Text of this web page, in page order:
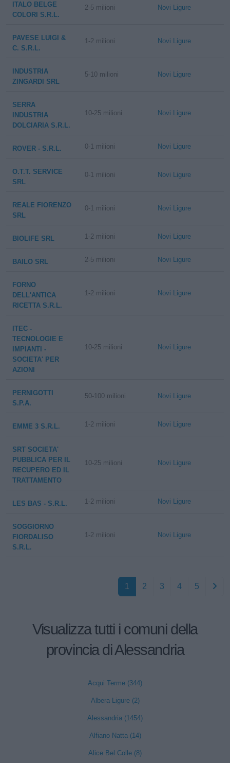
ITALO BELGE
COLORI S.R.L.
2-5 milioni Novi Ligure
PAVESE LUIGI &
C. S.R.L.
1-2 milioni Novi Ligure
INDUSTRIA
ZINGARDI SRL
5-10 milioni Novi Ligure
SERRA
INDUSTRIA
DOLCIARIA S.R.L.
10-25 milioni Novi Ligure
ROVER - S.R.L. 0-1 milioni Novi Ligure
O.T.T. SERVICE
SRL
0-1 milioni Novi Ligure
REALE FIORENZO
SRL
0-1 milioni Novi Ligure
BIOLIFE SRL 1-2 milioni Novi Ligure
BAILO SRL 2-5 milioni Novi Ligure
FORNO
DELL'ANTICA
RICETTA S.R.L.
1-2 milioni Novi Ligure
ITEC -
TECNOLOGIE E
IMPIANTI -
SOCIETA' PER
AZIONI
10-25 milioni Novi Ligure
PERNIGOTTI
S.P.A.
50-100 milioni Novi Ligure
EMME 3 S.R.L. 1-2 milioni Novi Ligure
SRT SOCIETA'
PUBBLICA PER IL
RECUPERO ED IL
TRATTAMENTO
10-25 milioni Novi Ligure
LES BAS - S.R.L. 1-2 milioni Novi Ligure
SOGGIORNO
FIORDALISO
S.R.L.
1-2 milioni Novi Ligure
1 2 3 4 5
Visualizza tutti i comuni della
provincia di Alessandria
Acqui Terme (344)
Albera Ligure (2)
Alessandria (1454)
Alfiano Natta (14)
Alice Bel Colle (8)